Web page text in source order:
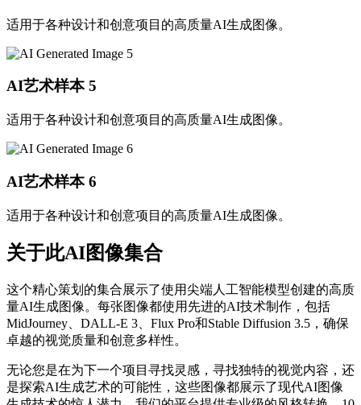
适用于各种设计和创意项目的高质量AI生成图像。
AI艺术样本 5
适用于各种设计和创意项目的高质量AI生成图像。
AI艺术样本 6
适用于各种设计和创意项目的高质量AI生成图像。
关于此AI图像集合
这个精心策划的集合展示了使用尖端人工智能模型创建的高质
量AI生成图像。每张图像都使用先进的AI技术制作，包括
MidJourney、DALL-E 3、Flux Pro和Stable Diffusion 3.5，确保
卓越的视觉质量和创意多样性。
无论您是在为下一个项目寻找灵感，寻找独特的视觉内容，还
是探索AI生成艺术的可能性，这些图像都展示了现代AI图像